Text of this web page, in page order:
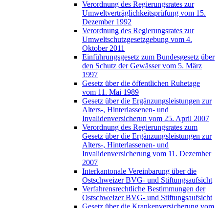
Verordnung des Regierungsrates zur
Umweltverträglichkeitsprüfung vom 15.
Dezember 1992
Verordnung des Regierungsrates zur
Umweltschutzgesetzgebung vom 4.
Oktober 2011
Einführungsgesetz zum Bundesgesetz über
den Schutz der Gewässer vom 5. März
1997
Gesetz über die öffentlichen Ruhetage
vom 11. Mai 1989
Gesetz über die Ergänzungsleistungen zur
Alters-, Hinterlassenen- und
Invalidenversicherun vom 25. April 2007
Verordnung des Regierungsrates zum
Gesetz über die Ergänzungsleistungen zur
Alters-, Hinterlassenen- und
Invalidenversicherung vom 11. Dezember
2007
Interkantonale Vereinbarung über die
Ostschweizer BVG- und Stiftungsaufsicht
Verfahrensrechtliche Bestimmungen der
Ostschweizer BVG- und Stiftungsaufsicht
Gesetz über die Krankenversicherung vom